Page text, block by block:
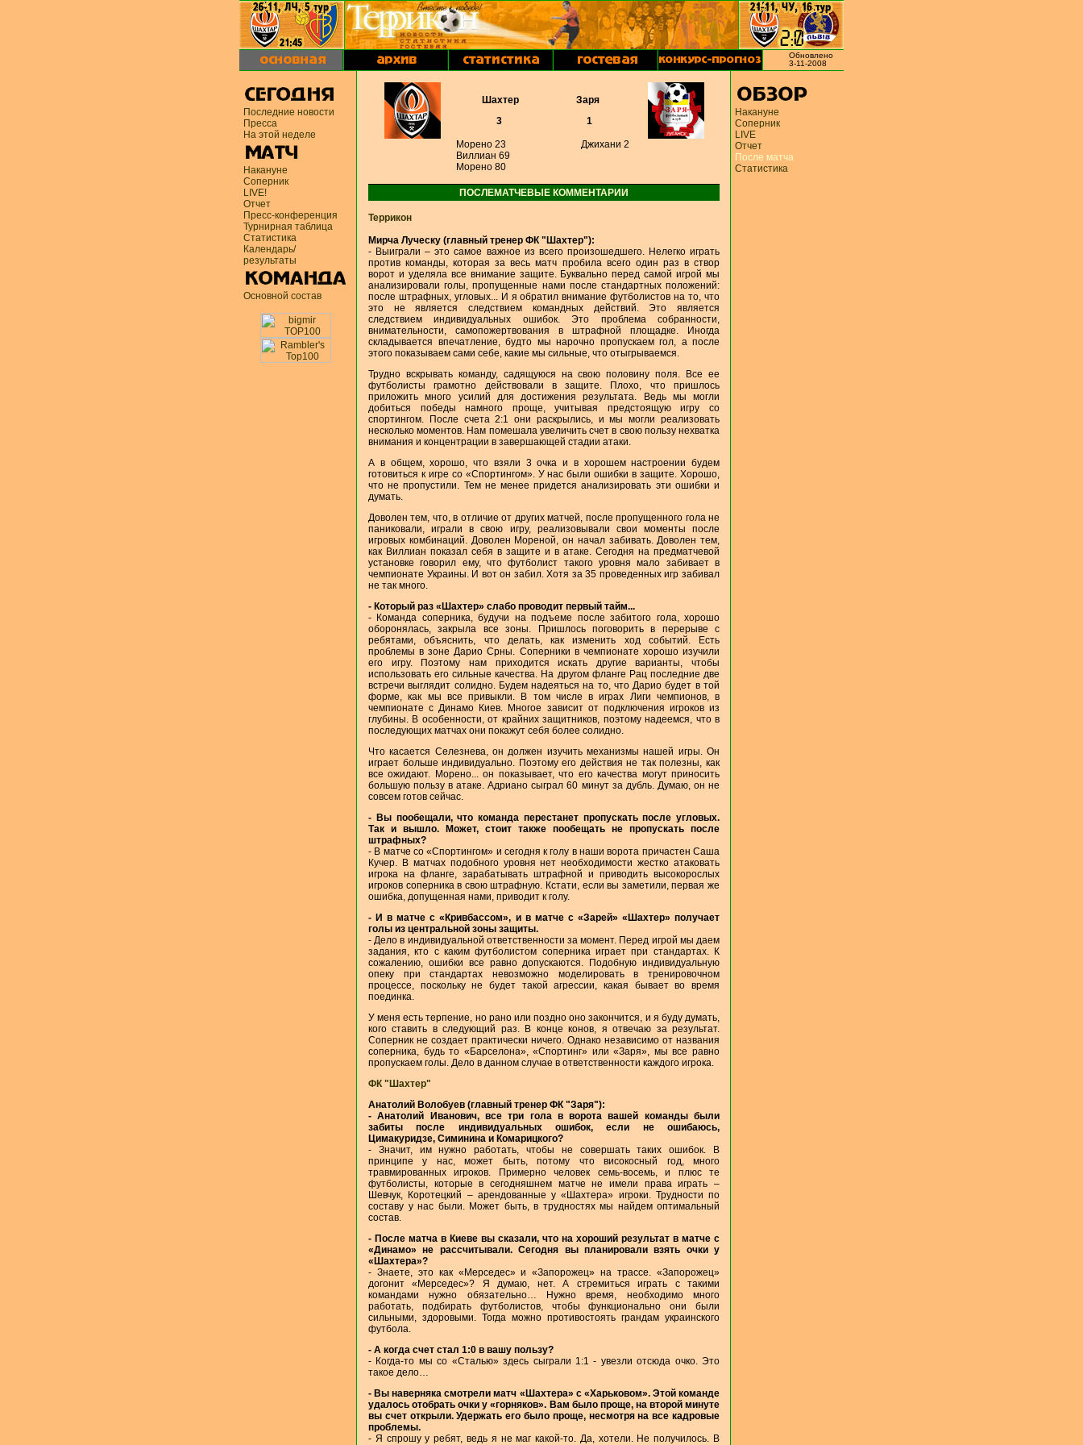
Обновлено
3-11-2008
Последние новости
Пресса
На этой неделе
Накануне
Соперник
LIVE!
Отчет
Пресс-конференция
Турнирная таблица
Статистика
Календарь/
результаты
Основной состав
Шахтер
3
Заря
1
Морено 23
Виллиан 69
Морено 80
Джихани 2
ПОСЛЕМАТЧЕВЫЕ КОММЕНТАРИИ
Террикон
Мирча Луческу (главный тренер ФК "Шахтер"):
- Выиграли – это самое важное из всего произошедшего. Нелегко играть
против команды, которая за весь матч пробила всего один раз в створ
ворот и уделяла все внимание защите. Буквально перед самой игрой мы
анализировали голы, пропущенные нами после стандартных положений:
после штрафных, угловых... И я обратил внимание футболистов на то, что
это не является следствием командных действий. Это является
следствием индивидуальных ошибок. Это проблема собранности,
внимательности, самопожертвования в штрафной площадке. Иногда
складывается впечатление, будто мы нарочно пропускаем гол, а после
этого показываем сами себе, какие мы сильные, что отыгрываемся.
Трудно вскрывать команду, садящуюся на свою половину поля. Все ее
футболисты грамотно действовали в защите. Плохо, что пришлось
приложить много усилий для достижения результата. Ведь мы могли
добиться победы намного проще, учитывая предстоящую игру со
спортингом. После счета 2:1 они раскрылись, и мы могли реализовать
несколько моментов. Нам помешала увеличить счет в свою пользу нехватка
внимания и концентрации в завершающей стадии атаки.
А в общем, хорошо, что взяли 3 очка и в хорошем настроении будем
готовиться к игре со «Спортингом». У нас были ошибки в защите. Хорошо,
что не пропустили. Тем не менее придется анализировать эти ошибки и
думать.
Доволен тем, что, в отличие от других матчей, после пропущенного гола не
паниковали, играли в свою игру, реализовывали свои моменты после
игровых комбинаций. Доволен Мореной, он начал забивать. Доволен тем,
как Виллиан показал себя в защите и в атаке. Сегодня на предматчевой
установке говорил ему, что футболист такого уровня мало забивает в
чемпионате Украины. И вот он забил. Хотя за 35 проведенных игр забивал
не так много.
- Который раз «Шахтер» слабо проводит первый тайм...
- Команда соперника, будучи на подъеме после забитого гола, хорошо
оборонялась, закрыла все зоны. Пришлось поговорить в перерыве с
ребятами, объяснить, что делать, как изменить ход событий. Есть
проблемы в зоне Дарио Срны. Соперники в чемпионате хорошо изучили
его игру. Поэтому нам приходится искать другие варианты, чтобы
использовать его сильные качества. На другом фланге Рац последние две
встречи выглядит солидно. Будем надеяться на то, что Дарио будет в той
форме, как мы все привыкли. В том числе в играх Лиги чемпионов, в
чемпионате с Динамо Киев. Многое зависит от подключения игроков из
глубины. В особенности, от крайних защитников, поэтому надеемся, что в
последующих матчах они покажут себя более солидно.
Что касается Селезнева, он должен изучить механизмы нашей игры. Он
играет больше индивидуально. Поэтому его действия не так полезны, как
все ожидают. Морено... он показывает, что его качества могут приносить
большую пользу в атаке. Адриано сыграл 60 минут за дубль. Думаю, он не
совсем готов сейчас.
- Вы пообещали, что команда перестанет пропускать после угловых.
Так и вышло. Может, стоит также пообещать не пропускать после
штрафных?
- В матче со «Спортингом» и сегодня к голу в наши ворота причастен Саша
Кучер. В матчах подобного уровня нет необходимости жестко атаковать
игрока на фланге, зарабатывать штрафной и приводить высокорослых
игроков соперника в свою штрафную. Кстати, если вы заметили, первая же
ошибка, допущенная нами, приводит к голу.
- И в матче с «Кривбассом», и в матче с «Зарей» «Шахтер» получает
голы из центральной зоны защиты.
- Дело в индивидуальной ответственности за момент. Перед игрой мы даем
задания, кто с каким футболистом соперника играет при стандартах. К
сожалению, ошибки все равно допускаются. Подобную индивидуальную
опеку при стандартах невозможно моделировать в тренировочном
процессе, поскольку не будет такой агрессии, какая бывает во время
поединка.
У меня есть терпение, но рано или поздно оно закончится, и я буду думать,
кого ставить в следующий раз. В конце конов, я отвечаю за результат.
Соперник не создает практически ничего. Однако независимо от названия
соперника, будь то «Барселона», «Спортинг» или «Заря», мы все равно
пропускаем голы. Дело в данном случае в ответственности каждого игрока.
ФК "Шахтер"
Анатолий Волобуев (главный тренер ФК "Заря"):
- Анатолий Иванович, все три гола в ворота вашей команды были
забиты после индивидуальных ошибок, если не ошибаюсь,
Цимакуридзе, Симинина и Комарицкого?
- Значит, им нужно работать, чтобы не совершать таких ошибок. В
принципе у нас, может быть, потому что високосный год, много
травмированных игроков. Примерно человек семь-восемь, и плюс те
футболисты, которые в сегодняшнем матче не имели права играть –
Шевчук, Коротецкий – арендованные у «Шахтера» игроки. Трудности по
составу у нас были. Может быть, в трудностях мы найдем оптимальный
состав.
- После матча в Киеве вы сказали, что на хороший результат в матче с
«Динамо» не рассчитывали. Сегодня вы планировали взять очки у
«Шахтера»?
- Знаете, это как «Мерседес» и «Запорожец» на трассе. «Запорожец»
догонит «Мерседес»? Я думаю, нет. А стремиться играть с такими
командами нужно обязательно… Нужно время, необходимо много
работать, подбирать футболистов, чтобы функционально они были
сильными, здоровыми. Тогда можно противостоять грандам украинского
футбола.
- А когда счет стал 1:0 в вашу пользу?
- Когда-то мы со «Сталью» здесь сыграли 1:1 - увезли отсюда очко. Это
такое дело…
- Вы наверняка смотрели матч «Шахтера» с «Харьковом». Этой команде
удалось отобрать очки у «горняков». Вам было проще, на второй минуте
вы счет открыли. Удержать его было проще, несмотря на все кадровые
проблемы.
- Я спрошу у ребят, ведь я не маг какой-то. Да, хотели. Не получилось. В
Накануне
Соперник
LIVE
Отчет
После матча
Статистика